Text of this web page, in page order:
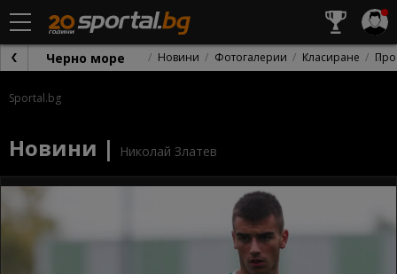
Черно море Новини Фотогалерии Класиране
Sportal.bg
Новини | Николай Златев